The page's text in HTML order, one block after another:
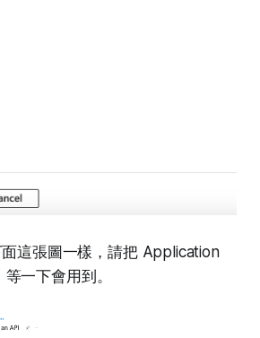
這張圖一樣，請把 Application
一下會用到。